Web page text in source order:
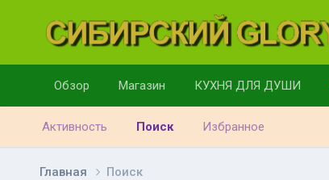
Обзор Магазин КУХНЯ ДЛЯ ДУШИ
Активность Поиск Избранное
Главная Поиск